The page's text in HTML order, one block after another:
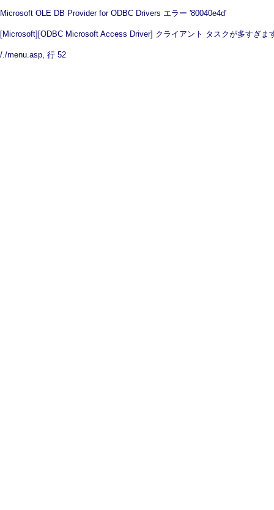
Microsoft OLE DB Provider for ODBC Drivers エラー '80040e4d'
[Microsoft][ODBC Microsoft Access Driver] クライアント タスクが多すぎま
/./menu.asp, 行 52